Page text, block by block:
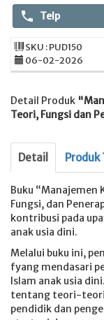
Telp
SKU : PUD150
06-02-2026
Detail Produk
Teori, Fungsi dan
Detail
Buku “Manajemen
Fungsi, dan
kontribusi pada
anak usia dini.
Melalui buku ini,
fyang mendasari
Islam anak usia
tentang teori-teori
pendidik dan